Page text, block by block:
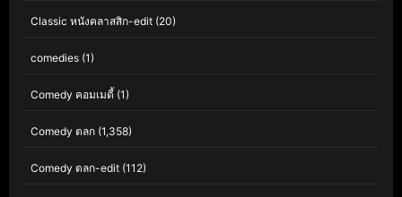
Classic หนังคลาสสิก-edit (20)
comedies (1)
Comedy คอมเมดี้ (1)
Comedy ตลก (1,358)
Comedy ตลก-edit (112)